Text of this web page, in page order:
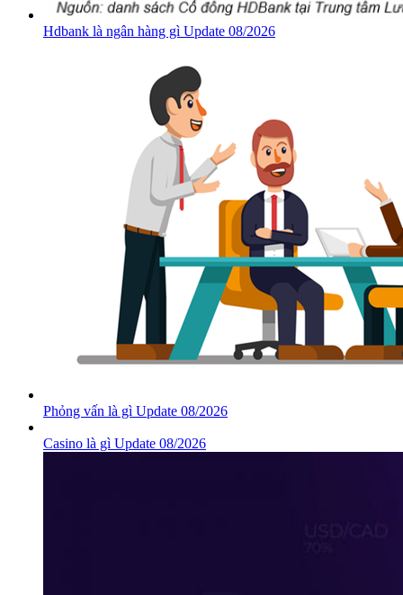
Hdbank là ngân hàng gì Update 08/2026
Phỏng vấn là gì Update 08/2026
Casino là gì Update 08/2026